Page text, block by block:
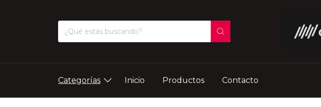
Categorías Inicio Productos Contacto